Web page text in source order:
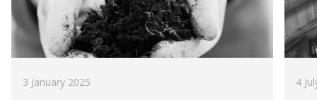
3 January 2025 4